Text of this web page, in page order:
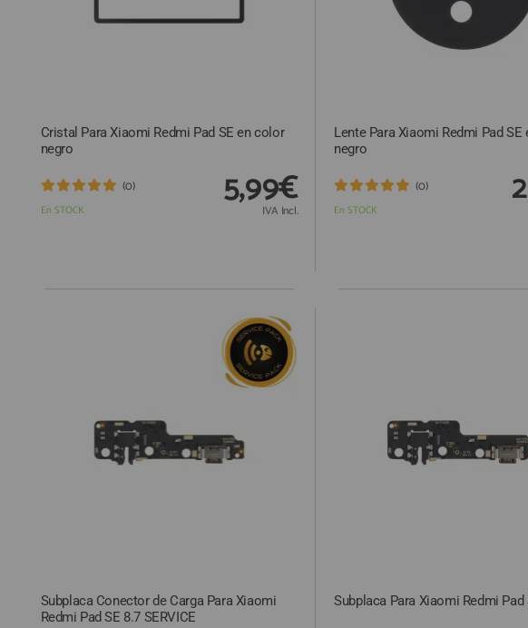
Cristal Para Xiaomi Redmi Pad SE en color
negro
En STOCK
(0) 5,99€
IVA Incl.
Lente Para Xiaomi Redmi Pad SE
negro
En STOCK
(0)
Subplaca Conector de Carga Para Xiaomi
Redmi Pad SE 8.7 SERVICE
Subplaca Para Xiaomi Redmi Pad